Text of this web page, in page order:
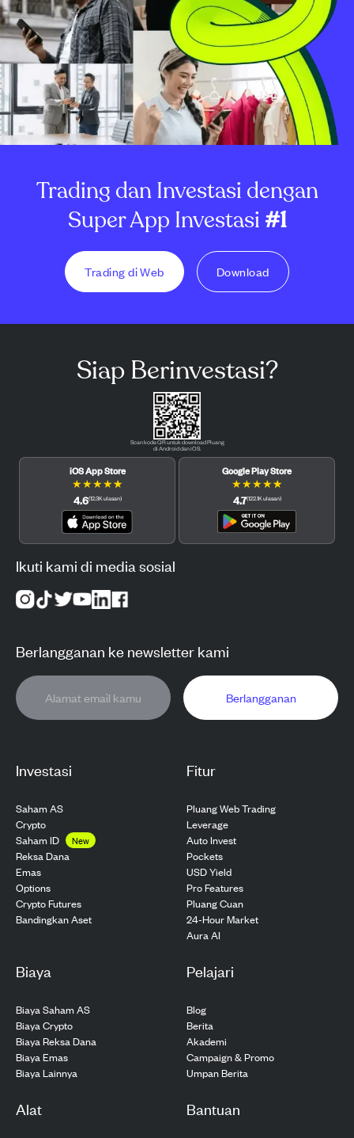
Trading dan Investasi dengan
Super App Investasi#1
Trading di Web Download
Investasi
Saham AS
Crypto
Saham ID
New
Reksa Dana
Emas
Options
Crypto Futures
Bandingkan Aset
Fitur
Pluang Web Trading
Leverage
Auto Invest
Pockets
USD Yield
Pro Features
Pluang Cuan
24-Hour Market
Aura AI
Biaya
Biaya Saham AS
Biaya Crypto
Biaya Reksa Dana
Biaya Emas
Biaya Lainnya
Pelajari
Blog
Berita
Akademi
Campaign & Promo
Umpan Berita
Alat Bantuan
Siap Berinvestasi?
Scan kode QR untuk download Pluang
di Android dan iOS.
iOS App Store
★★★★★
4.6(12.3Kulasan)
Google Play Store
★★★★★
4.7(122.1Kulasan)
Ikuti kami di media sosial
Berlangganan ke newsletter kami
Berlangganan